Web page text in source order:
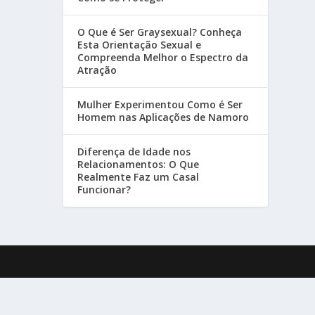
O Que é Ser Graysexual? Conheça
Esta Orientação Sexual e
Compreenda Melhor o Espectro da
Atração
Mulher Experimentou Como é Ser
Homem nas Aplicações de Namoro
Diferença de Idade nos
Relacionamentos: O Que
Realmente Faz um Casal
Funcionar?